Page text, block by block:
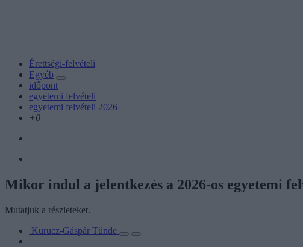
Érettségi-felvételi
Egyéb
időpont
egyetemi felvételi
egyetemi felvételi 2026
+0
Mikor indul a jelentkezés a 2026-os egyetemi
Mutatjuk a részleteket.
Kurucz-Gáspár Tünde